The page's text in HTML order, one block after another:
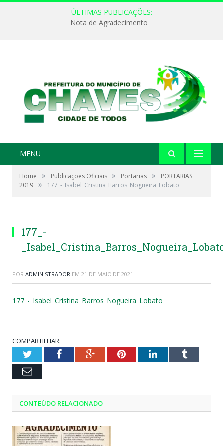
ÚLTIMAS PUBLICAÇÕES:
Nota de Agradecimento
MENU
Home » Publicações Oficiais » Portarias »
PORTARIAS
2019 » 177_-_Isabel_Cristina_Barros_Nogueira_Lobato
177_-
POR ADMINISTRADOR EM 21 DE MAIO DE 2021
177_-_Isabel_Cristina_Barros_Nogueira_Lobato
COMPARTILHAR:
TwitterFacebookGoogle+PinterestLinkedInTumblr
Email
CONTEÚDO RELACIONADO